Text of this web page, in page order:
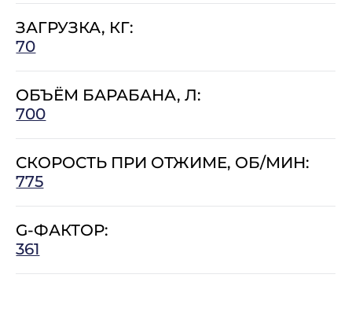
ЗАГРУЗКА, КГ:
70
ОБЪЁМ БАРАБАНА, Л:
700
СКОРОСТЬ ПРИ ОТЖИМЕ, ОБ/МИН:
775
G-ФАКТОР:
361